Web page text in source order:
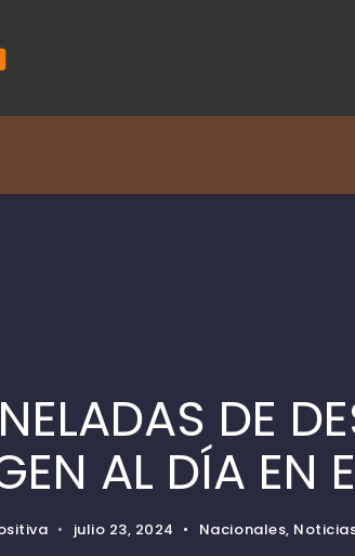
DE
AL DÍA EN
• julio 23, 2024 • Nacionales,